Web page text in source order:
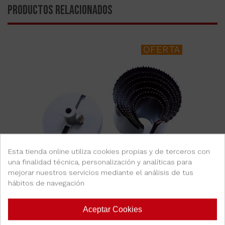
PRODUCTOS RELACIONADOS
OFERTA
CORONA, MULTISIERRA
Esta tienda online utiliza cookies propias y de terceros con
una finalidad técnica, personalización y analíticas para
mejorar nuestros servicios mediante el análisis de tus
hábitos de navegación
Aceptar Cookies